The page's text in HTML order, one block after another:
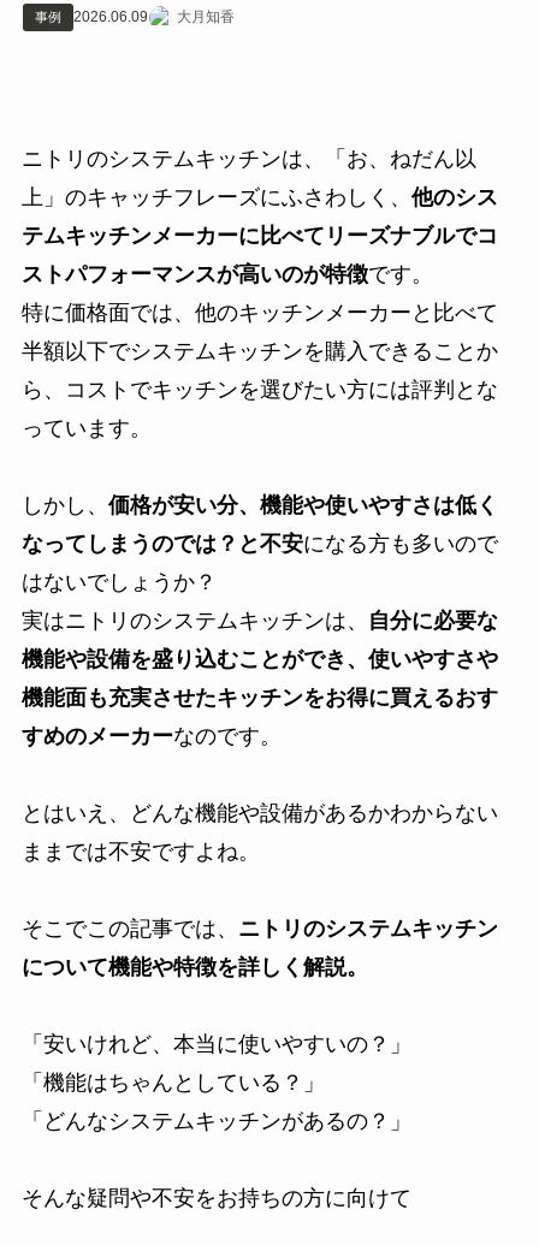
事例 2026.06.09 大月知香
ニトリのシステムキッチンは、「お、ねだん以
上」のキャッチフレーズにふさわしく、 他のシス
テムキッチンメーカーに比べてリーズナブルでコ
ストパフォーマンスが高いのが特徴です。
特に価格面では、他のキッチンメーカーと比べて
半額以下でシステムキッチンを購入できることか
ら、コストでキッチンを選びたい方には評判とな
っています。
しかし、 価格が安い分、機能や使いやすさは低く
なってしまうのでは？と不安になる方も多いので
はないでしょうか？
実はニトリのシステムキッチンは、
自分に必要な
機能や設備を盛り込むことができ、使いやすさや
機能面も充実させたキッチンをお得に買えるおす
すめのメーカーなのです。
とはいえ、どんな機能や設備があるかわからない
ままでは不安ですよね。
そこでこの記事では、 ニトリのシステムキッチン
について機能や特徴を詳しく解説。
「安いけれど、本当に使いやすいの？」
「機能はちゃんとしている？」
「どんなシステムキッチンがあるの？」
そんな疑問や不安をお持ちの方に向けて